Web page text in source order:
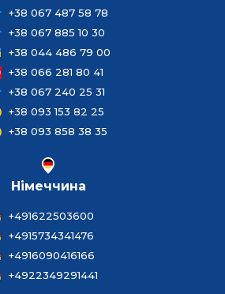
+38 067 487 58 78
+38 067 885 10 30
+38 044 486 79 00
+38 066 281 80 41
+38 067 240 25 31
+38 093 153 82 25
+38 093 858 38 35
Німеччина
+491622503600
+4915734341476
+4916090416166
+4922349291441